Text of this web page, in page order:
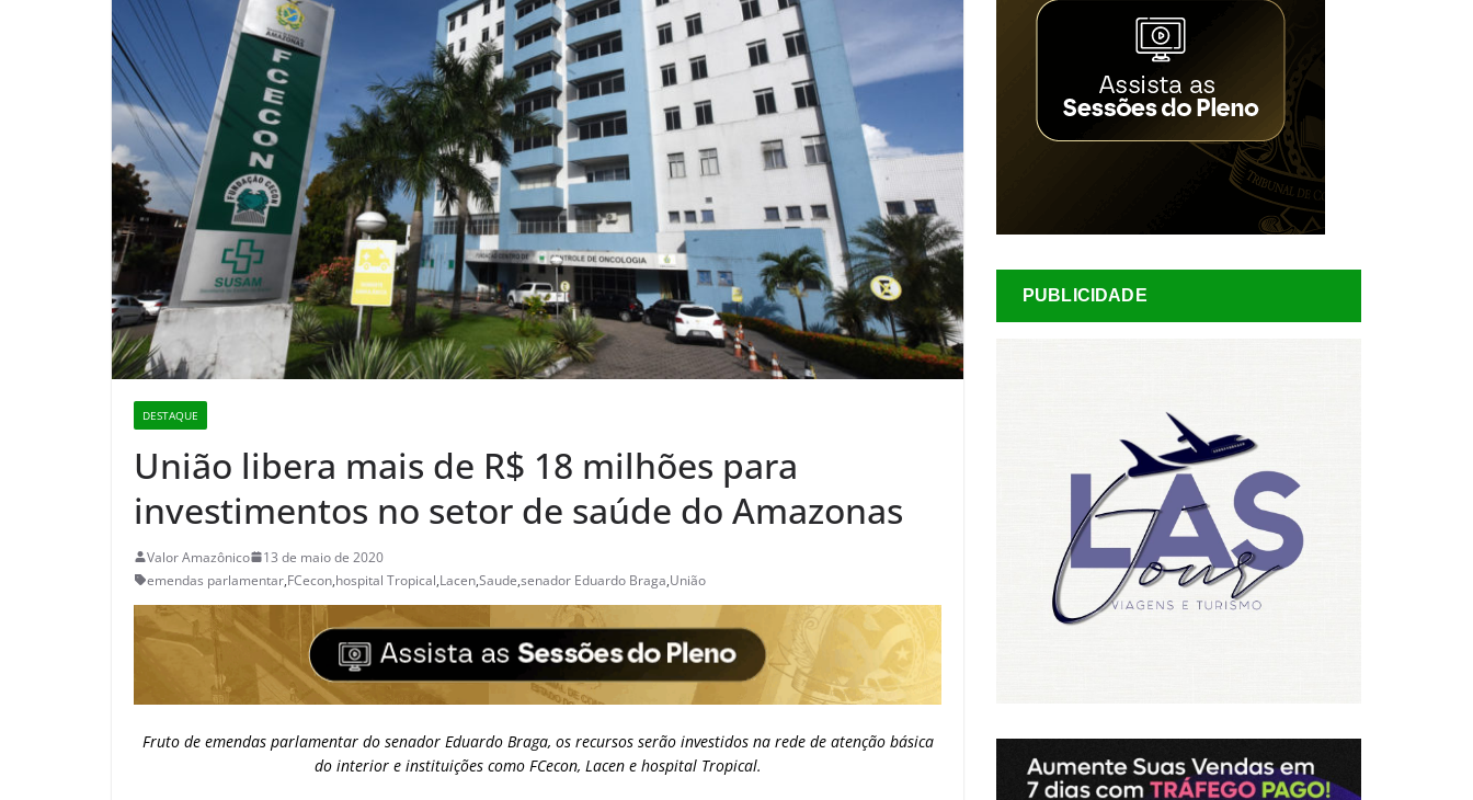
DESTAQUE
União libera mais de R$ 18 milhões para
investimentos no setor de saúde do Amazonas
Valor Amazônico
13 de maio de 2020
emendas parlamentar,FCecon,hospital Tropical,Lacen,Saude,senador Eduardo Braga,União
Fruto de emendas parlamentar do senador Eduardo Braga, os recursos serão investidos na rede de atenção básica
do interior e instituições como FCecon, Lacen e hospital Tropical.
PUBLICIDADE